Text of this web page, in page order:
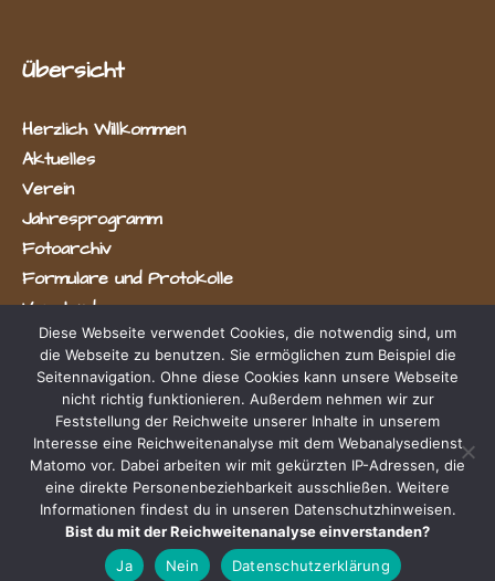
Übersicht
Herzlich Willkommen
Aktuelles
Verein
Jahresprogramm
Fotoarchiv
Formulare und Protokolle
Vorstand
Radevormwald e.V.
Impressum & Datenschutz
Diese Webseite verwendet Cookies, die notwendig sind, um
die Webseite zu benutzen. Sie ermöglichen zum Beispiel die
Seitennavigation. Ohne diese Cookies kann unsere Webseite
nicht richtig funktionieren. Außerdem nehmen wir zur
Feststellung der Reichweite unserer Inhalte in unserem
Interesse eine Reichweitenanalyse mit dem Webanalysedienst
Matomo vor. Dabei arbeiten wir mit gekürzten IP-Adressen, die
eine direkte Personenbeziehbarkeit ausschließen. Weitere
Informationen findest du in unseren Datenschutzhinweisen.
Bist du mit der Reichweitenanalyse einverstanden?
Ja
Nein Datenschutzerklärung